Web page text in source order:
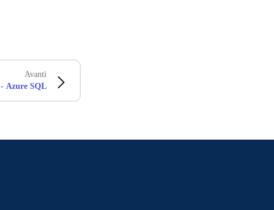
Avanti
Azure SQL